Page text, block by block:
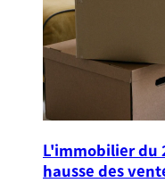
L'immobilier du
hausse des